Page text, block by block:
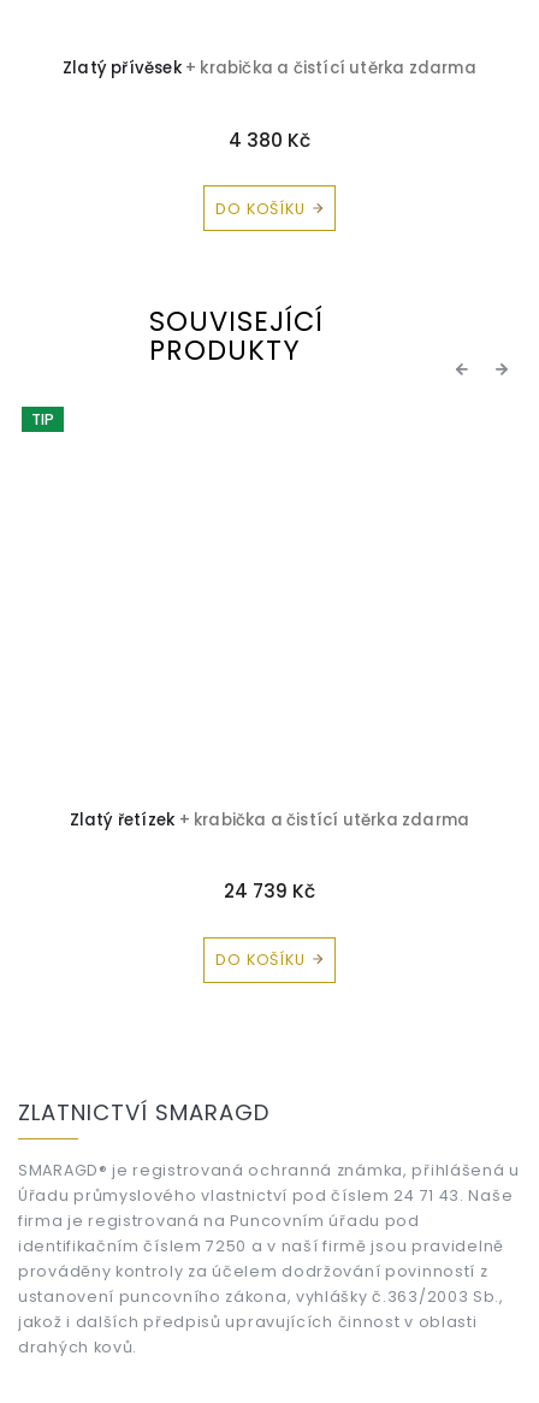
Zlatý přívěsek + krabička a čistící utěrka zdarma
4 380 Kč
DO KOŠÍKU
SOUVISEJÍCÍ
PRODUKTY Previous
TIP
Zlatý řetízek + krabička a čistící utěrka zdarma
24 739 Kč
DO KOŠÍKU
Next
ZLATNICTVÍ SMARAGD
SMARAGD® je registrovaná ochranná známka, přihlášená u
Úřadu průmyslového vlastnictví pod číslem 24 71 43. Naše
firma je registrovaná na Puncovním úřadu pod
identifikačním číslem 7250 a v naší firmě jsou pravidelně
prováděny kontroly za účelem dodržování povinností z
ustanovení puncovního zákona, vyhlášky č.363/2003 Sb.,
jakož i dalších předpisů upravujících činnost v oblasti
drahých kovů.